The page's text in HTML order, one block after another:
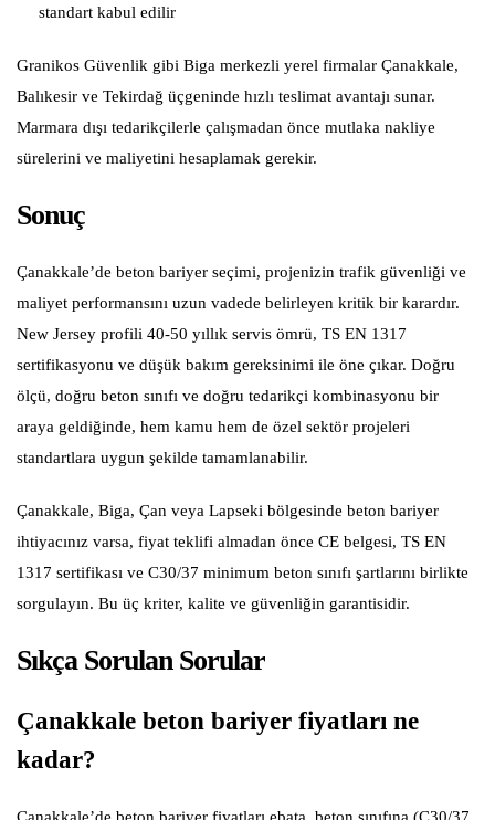
standart kabul edilir
Granikos Güvenlik gibi Biga merkezli yerel firmalar Çanakkale,
Balıkesir ve Tekirdağ üçgeninde hızlı teslimat avantajı sunar.
Marmara dışı tedarikçilerle çalışmadan önce mutlaka nakliye
sürelerini ve maliyetini hesaplamak gerekir.
Sonuç
Çanakkale’de beton bariyer seçimi, projenizin trafik güvenliği ve
maliyet performansını uzun vadede belirleyen kritik bir karardır.
New Jersey profili 40-50 yıllık servis ömrü, TS EN 1317
sertifikasyonu ve düşük bakım gereksinimi ile öne çıkar. Doğru
ölçü, doğru beton sınıfı ve doğru tedarikçi kombinasyonu bir
araya geldiğinde, hem kamu hem de özel sektör projeleri
standartlara uygun şekilde tamamlanabilir.
Çanakkale, Biga, Çan veya Lapseki bölgesinde beton bariyer
ihtiyacınız varsa, fiyat teklifi almadan önce CE belgesi, TS EN
1317 sertifikası ve C30/37 minimum beton sınıfı şartlarını birlikte
sorgulayın. Bu üç kriter, kalite ve güvenliğin garantisidir.
Sıkça Sorulan Sorular
Çanakkale beton bariyer fiyatları ne
kadar?
Çanakkale’de beton bariyer fiyatları ebata, beton sınıfına (C30/37